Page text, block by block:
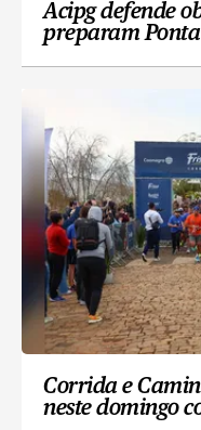
Acipg defende
preparam
Corrida e
neste domingo